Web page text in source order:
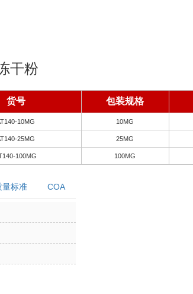
干粉
货号 包装规格
10MG 10MG
25MG 25MG
100MG 100MG
量标准 COA